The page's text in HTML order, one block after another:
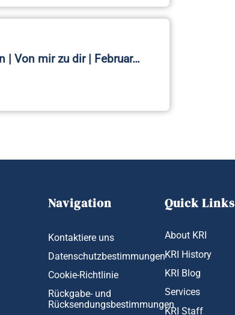
| Von mir zu dir | Februar…
Navigation
Kontaktiere uns
Datenschutzbestimmungen
Cookie-Richtlinie
Rückgabe- und
Rücksendungsbestimmungen
Quick Links
About KRI
KRI History
KRI Blog
Services
KRI Staff